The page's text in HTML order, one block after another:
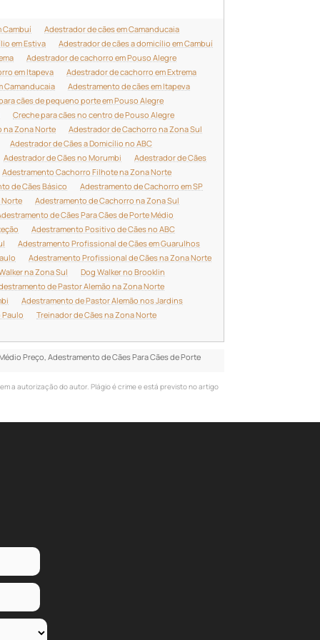
Cambuí
Adestrador de cães em Camanducaia
em Estiva
Adestrador de cães a domicílio em Cambuí
Adestrador de cachorro em Pouso Alegre
em Itapeva
Adestrador de cachorro em Extrema
Camanducaia
Adestramento de cães em Itapeva
cães de pequeno porte em Pouso Alegre
Creche para cães no centro de Pouso Alegre
na Zona Norte
Adestrador de Cachorro na Zona Sul
Adestrador de Cães a Domicílio no ABC
Adestrador de Cães no Morumbi
Adestrador de Cães
Adestramento Cachorro Filhote na Zona Norte
de Cães Básico
Adestramento de Cachorro em SP
Adestramento de Cachorro na Zona Sul
de Cães Para Cães de Porte Médio
Adestramento Positivo de Cães no ABC
Adestramento Profissional de Cães em Guarulhos
Adestramento Profissional de Cães na Zona Norte
na Zona Sul
Dog Walker no Brooklin
de Pastor Alemão na Zona Norte
Adestramento de Pastor Alemão nos Jardins
Paulo
Treinador de Cães na Zona Norte
Preço, Adestramento de Cães Para Cães de Porte
a autorização do autor. Plágio é crime e está previsto no artigo